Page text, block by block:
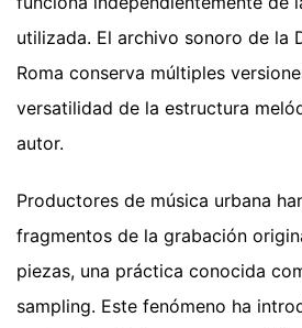
utilizada. El archivo sonoro de la
Roma conserva múltiples
versatilidad de la estructura
autor.
Productores de música urbana
fragmentos de la grabación
piezas, una práctica conocida
sampling. Este fenómeno ha